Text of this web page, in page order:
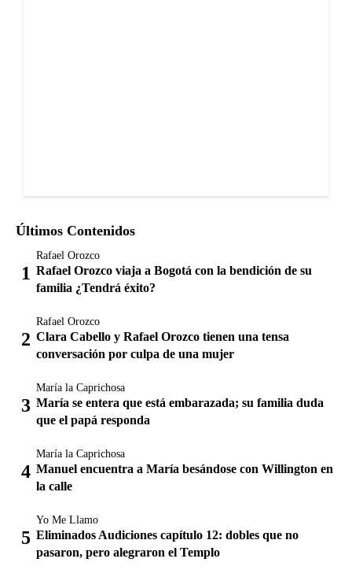
Últimos Contenidos
Rafael Orozco
Rafael Orozco viaja a Bogotá con la bendición de su
familia ¿Tendrá éxito?
Rafael Orozco
Clara Cabello y Rafael Orozco tienen una tensa
conversación por culpa de una mujer
María la Caprichosa
María se entera que está embarazada; su familia duda
que el papá responda
María la Caprichosa
Manuel encuentra a María besándose con Willington en
la calle
Yo Me Llamo
Eliminados Audiciones capítulo 12: dobles que no
pasaron, pero alegraron el Templo